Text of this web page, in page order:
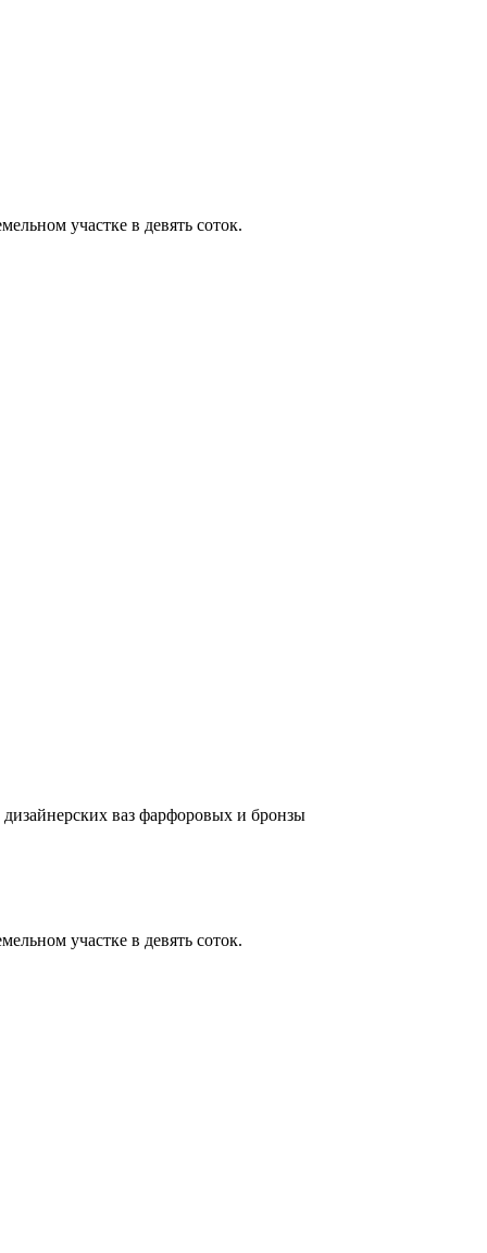
участке в девять соток.
ваз фарфоровых и бронзы
участке в девять соток.